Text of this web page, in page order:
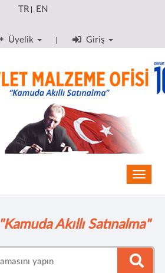
TR| EN
Üyelik Giriş
"Kamuda Akıllı Satınalma"